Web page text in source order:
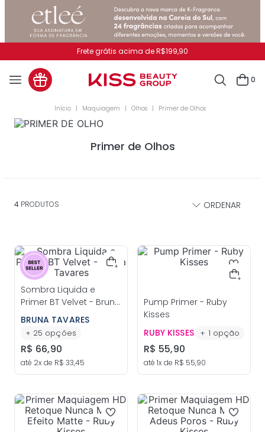
Frete grátis acima de R$199,90
0
Maquiagem Olhos Primer de Olhos
Primer de Olhos
4 PRODUTOS
Sombra Liquida e
Primer BT Velvet - Bruna
Tavares
BRUNA TAVARES
+ 25 opções
R$ 66,90
até 2x de R$ 33,45
Pump Primer - Ruby
Kisses
RUBY KISSES + 1 opção
R$ 55,90
até 1x de R$ 55,90